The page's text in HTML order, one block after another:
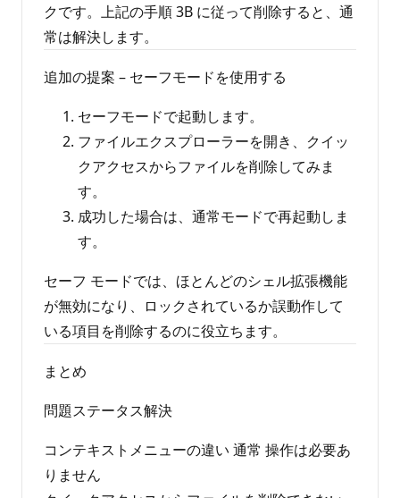
クです。上記の手順 3B に従って削除すると、通
常は解決します。
追加の提案 – セーフモードを使用する
セーフモードで起動します。
ファイルエクスプローラーを開き、クイッ
クアクセスからファイルを削除してみま
す。
成功した場合は、通常モードで再起動しま
す。
セーフ モードでは、ほとんどのシェル拡張機能
が無効になり、ロックされているか誤動作して
いる項目を削除するのに役立ちます。
まとめ
問題ステータス解決
コンテキストメニューの違い 通常 操作は必要あ
りません